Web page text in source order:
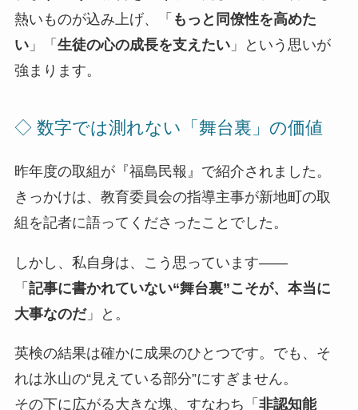
熱いものが込み上げ、「 もっと同僚性を高めた
い」「 生徒の心の成長を支えたい」という思いが
強まります。
◇ 数字では測れない「舞台裏」の価値
昨年度の取組が『福島民報』で紹介されました。
きっかけは、教育委員会の指導主事が新地町の取
組を記者に語ってくださったことでした。
しかし、私自身は、こう思っています――
「 記事に書かれていない“舞台裏”こそが、本当に
大事なのだ」と。
英検の結果は確かに成果のひとつです。でも、そ
れは氷山の“見えている部分”にすぎません。
その下に広がる大きな塊、すなわち「 非認知能